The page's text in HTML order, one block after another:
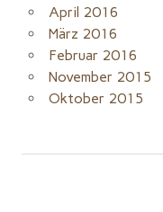
April 2016
März 2016
Februar 2016
November 2015
Oktober 2015